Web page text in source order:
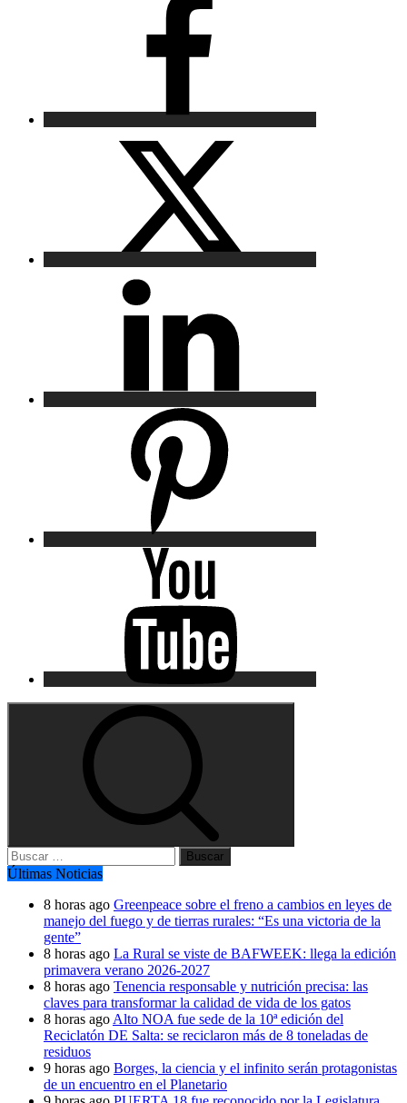
Buscar:
Últimas Noticias
8 horas ago Greenpeace sobre el freno a cambios en leyes de
manejo del fuego y de tierras rurales: “Es una victoria de la
gente”
8 horas ago La Rural se viste de BAFWEEK: llega la edición
primavera verano 2026-2027
8 horas ago Tenencia responsable y nutrición precisa: las
claves para transformar la calidad de vida de los gatos
8 horas ago Alto NOA fue sede de la 10ª edición del
Reciclatón DE Salta: se reciclaron más de 8 toneladas de
residuos
9 horas ago Borges, la ciencia y el infinito serán protagonistas
de un encuentro en el Planetario